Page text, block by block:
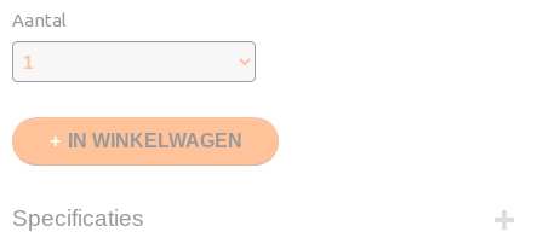
Aantal
IN WINKELWAGEN
Specificaties